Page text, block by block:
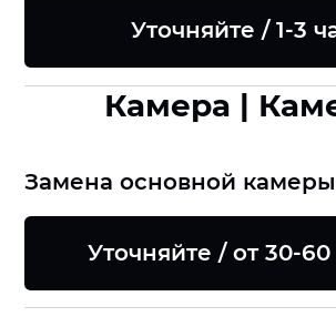
Уточняйте / 1-3
Камера |
Замена основной камеры
Уточняйте / от 30-